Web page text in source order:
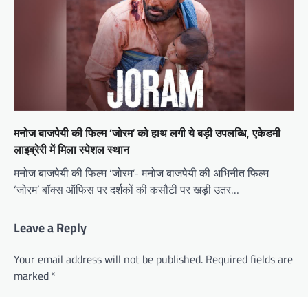
मनोज बाजपेयी की फिल्म ‘जोरम’ को हाथ लगी ये बड़ी उपलब्धि, एकेडमी
लाइब्रेरी में मिला स्पेशल स्थान
मनोज बाजपेयी की फिल्म ‘जोरम’- मनोज बाजपेयी की अभिनीत फिल्म
‘जोरम’ बॉक्स ऑफिस पर दर्शकों की कसौटी पर खड़ी उतर…
Leave a Reply
Your email address will not be published. Required fields are
marked *